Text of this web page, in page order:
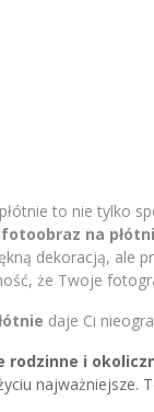
to nie tylko
fotoobraz na
dekoracją, ale
że Twoje
daje Ci
rodzinne i
najważniejsze.